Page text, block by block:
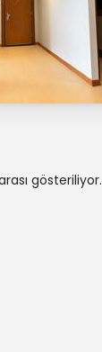
gösteriliyor.